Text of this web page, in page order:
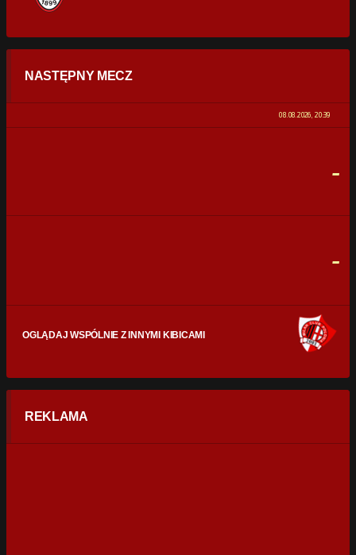
STATYSTYKI
0% 100%
NASTĘPNY MECZ
08.08.2026, 20:39
-
-
OGLĄDAJ WSPÓLNIE Z INNYMI KIBICAMI
REKLAMA